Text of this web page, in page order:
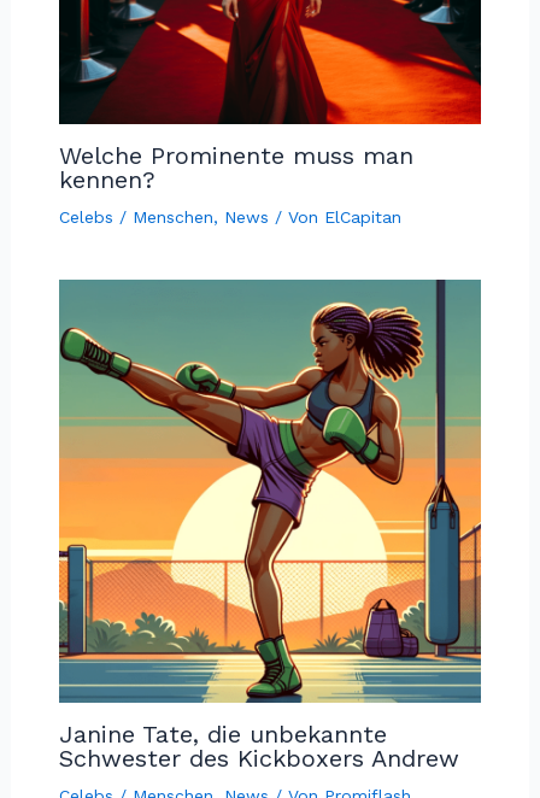
Welche Prominente muss man
kennen?
Celebs / Menschen, News / Von ElCapitan
Janine Tate, die unbekannte
Schwester des Kickboxers Andrew